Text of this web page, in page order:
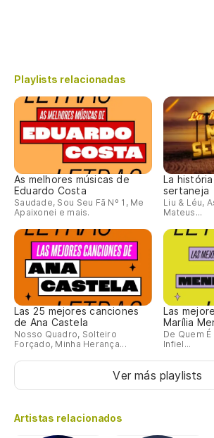
Playlists relacionadas
As melhores músicas de
Eduardo Costa
Saudade, Sou Seu Fã Nº 1, Me
Apaixonei e mais.
La
sertaneja
Liu & Léu,
Mateus...
Las 25 mejores canciones
de Ana Castela
Nosso Quadro, Solteiro
Forçado, Minha Herança...
Las
Marília
De Quem
Infiel...
Ver más playlists
Artistas relacionados